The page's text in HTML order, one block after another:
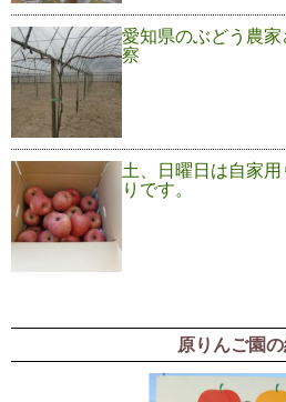
愛知県のぶどう農家
察
土、日曜日は自家用
りです。
原りんご園